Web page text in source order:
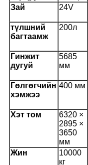
Зай 24V
түлшний
багтаамж
200л
Гинжит
дугуй
5685
мм
Гөлгөгчийн
хэмжээ
400 мм
Хэт том
6320 ×
2895 ×
3650
мм
Жин
10000
кг